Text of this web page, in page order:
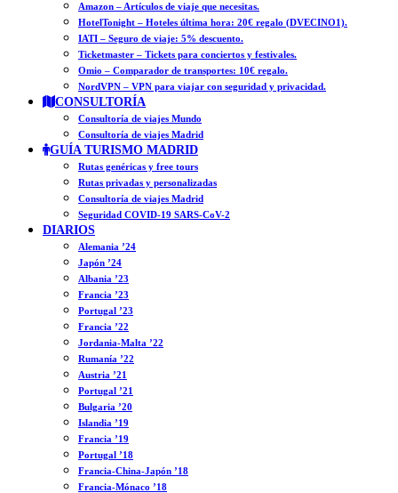
Amazon – Artículos de viaje que necesitas.
HotelTonight – Hoteles última hora: 20€ regalo (DVECINO1).
IATI – Seguro de viaje: 5% descuento.
Ticketmaster – Tickets para conciertos y festivales.
Omio – Comparador de transportes: 10€ regalo.
NordVPN – VPN para viajar con seguridad y privacidad.
CONSULTORÍA
Consultoría de viajes Mundo
Consultoría de viajes Madrid
GUÍA TURISMO MADRID
Rutas genéricas y free tours
Rutas privadas y personalizadas
Consultoría de viajes Madrid
Seguridad COVID-19 SARS-CoV-2
DIARIOS
Alemania ’24
Japón ’24
Albania ’23
Francia ’23
Portugal ’23
Francia ’22
Jordania-Malta ’22
Rumanía ’22
Austria ’21
Portugal ’21
Bulgaria ’20
Islandia ’19
Francia ’19
Portugal ’18
Francia-China-Japón ’18
Francia-Mónaco ’18